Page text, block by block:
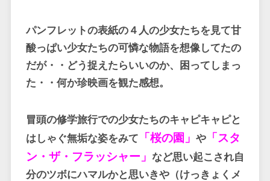
パンフレットの表紙の４人の少女たちを見て甘
酸っぱい少女たちの可憐な物語を想像してたの
だが・・どう捉えたらいいのか、困ってしまっ
た・・何か珍映画を観た感想。
冒頭の修学旅行での少女たちのキャピキャピと
はしゃぐ無垢な姿をみて 「桜の園」 や「スタ
ン・ザ・フラッシャー」 など思い起こされ自
分のツボにハマルかと思いきや（けっきょくメ